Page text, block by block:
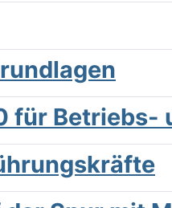
für Betriebs-